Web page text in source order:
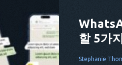
하기
링크 복사
할 5가
Stephanie